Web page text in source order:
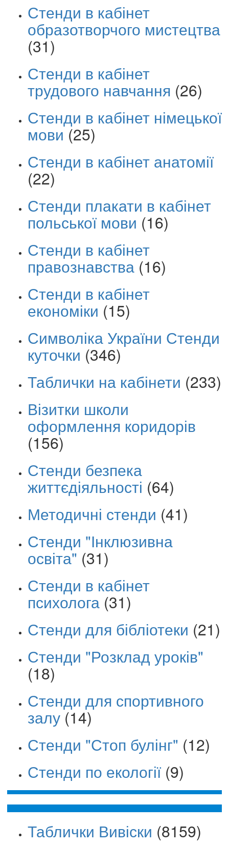
Стенди в кабінет
образотворчого мистецтва
(31)
Стенди в кабінет
трудового навчання (26)
Стенди в кабінет німецької
мови (25)
Стенди в кабінет анатомії
(22)
Стенди плакати в кабінет
польської мови (16)
Стенди в кабінет
правознавства (16)
Стенди в кабінет
економіки (15)
Символіка України Стенди
куточки (346)
Таблички на кабінети (233)
Візитки школи
оформлення коридорів
(156)
Стенди безпека
життєдіяльності (64)
Методичні стенди (41)
Стенди "Інклюзивна
освіта" (31)
Стенди в кабінет
психолога (31)
Стенди для бібліотеки (21)
Стенди "Розклад уроків"
(18)
Стенди для спортивного
залу(14)
Стенди "Стоп булінг" (12)
Стенди по екології (9)
Таблички Вивіски (8159)